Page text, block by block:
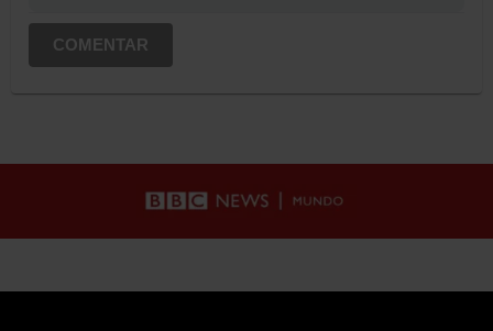
COMENTAR